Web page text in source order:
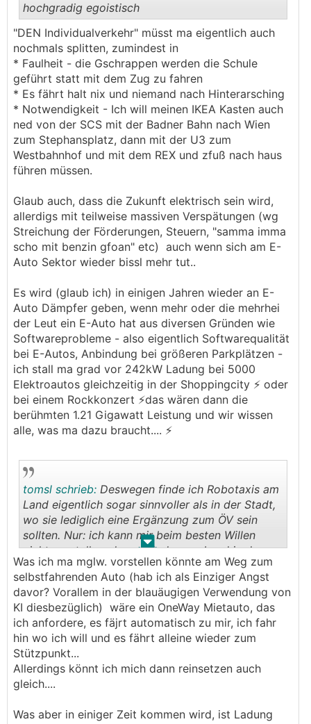
Das in Wien, Graz, Linz,.... der ÖV absolut
dominieren muss neben Radfahren/Zufußgehen
ist eh klar.
..
hochgradig egoistisch
"DEN Individualverkehr" müsst ma eigentlich auch
nochmals splitten, zumindest in
* Faulheit - die Gschrappen werden die Schule
geführt statt mit dem Zug zu fahren
* Es fährt halt nix und niemand nach Hinterarsching
* Notwendigkeit - Ich will meinen IKEA Kasten auch
ned von der SCS mit der Badner Bahn nach Wien
zum Stephansplatz, dann mit der U3 zum
Westbahnhof und mit dem REX und zfuß nach haus
führen müssen.
Glaub auch, dass die Zukunft elektrisch sein wird,
allerdigs mit teilweise massiven Verspätungen (wg
Streichung der Förderungen, Steuern, "samma imma
scho mit benzin gfoan" etc) auch wenn sich am E-
Auto Sektor wieder bissl mehr tut..
Es wird (glaub ich) in einigen Jahren wieder an E-
Auto Dämpfer geben, wenn mehr oder die mehrhei
der Leut ein E-Auto hat aus diversen Gründen wie
Softwareprobleme - also eigentlich Softwarequalität
bei E-Autos, Anbindung bei größeren Parkplätzen -
ich stall ma grad vor 242kW Ladung bei 5000
Elektroautos gleichzeitig in der Shoppingcity ⚡ oder
bei einem Rockkonzert ⚡das wären dann die
berühmten 1.21 Gigawatt Leistung und wir wissen
alle, was ma dazu braucht.... ⚡
. .
tomsl schrieb: Deswegen finde ich Robotaxis am
Land eigentlich sogar sinnvoller als in der Stadt,
wo sie lediglich eine Ergänzung zum ÖV sein
sollten. Nur: ich kann mir beim besten Willen
nicht vorstellen, dass sich das am Land in den
nächsten 15 Jahren durchsetzen wird.
Was ich ma mglw. vorstellen könnte am Weg zum
selbstfahrenden Auto (hab ich als Einziger Angst
davor? Vorallem in der blauäugigen Verwendung von
KI diesbezüglich) wäre ein OneWay Mietauto, das
ich anfordere, es fäjrt automatisch zu mir, ich fahr
hin wo ich will und es fährt alleine wieder zum
Stützpunkt...
Allerdings könnt ich mich dann reinsetzen auch
gleich....
Was aber in einiger Zeit kommen wird, ist Ladung